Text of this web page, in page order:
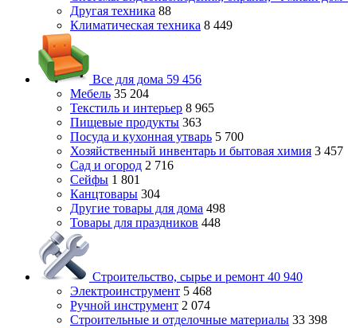
Другая техника 88
Климатическая техника 8 449
Все для дома 59 456
Мебель 35 204
Текстиль и интерьер 8 965
Пищевые продукты 363
Посуда и кухонная утварь 5 700
Хозяйственный инвентарь и бытовая химия 3 457
Сад и огород 2 716
Сейфы 1 801
Канцтовары 304
Другие товары для дома 498
Товары для праздников 448
Строительство, сырье и ремонт 40 940
Электроинструмент 5 468
Ручной инструмент 2 074
Строительные и отделочные материалы 33 398